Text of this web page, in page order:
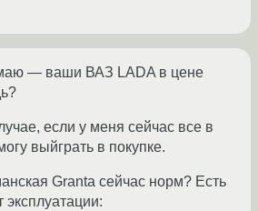
— ваши ВАЗ LADA в цене
если у меня сейчас все в
выйграть в покупке.
Granta сейчас норм? Есть
эксплуатации: